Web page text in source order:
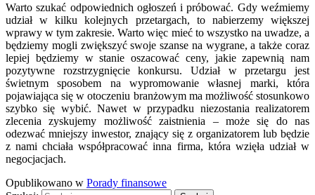
Warto szukać odpowiednich ogłoszeń i próbować. Gdy weźmiemy
udział w kilku kolejnych przetargach, to nabierzemy większej
wprawy w tym zakresie. Warto więc mieć to wszystko na uwadze, a
będziemy mogli zwiększyć swoje szanse na wygrane, a także coraz
lepiej będziemy w stanie oszacować ceny, jakie zapewnią nam
pozytywne rozstrzygnięcie konkursu. Udział w przetargu jest
świetnym sposobem na wypromowanie własnej marki, która
pojawiająca się w otoczeniu branżowym ma możliwość stosunkowo
szybko się wybić. Nawet w przypadku niezostania realizatorem
zlecenia zyskujemy możliwość zaistnienia – może się do nas
odezwać mniejszy inwestor, znający się z organizatorem lub będzie
z nami chciała współpracować inna firma, która wzięła udział w
negocjacjach.
Opublikowano w Porady finansowe